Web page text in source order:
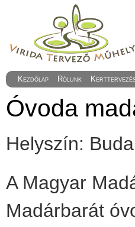
Kezdőlap Rólunk
Óvoda
Helyszín:
A Magyar
Madárbarát